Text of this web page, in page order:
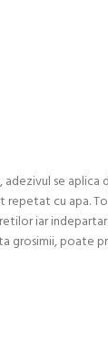
se
repetat cu apa.
iar
grosimii, poate